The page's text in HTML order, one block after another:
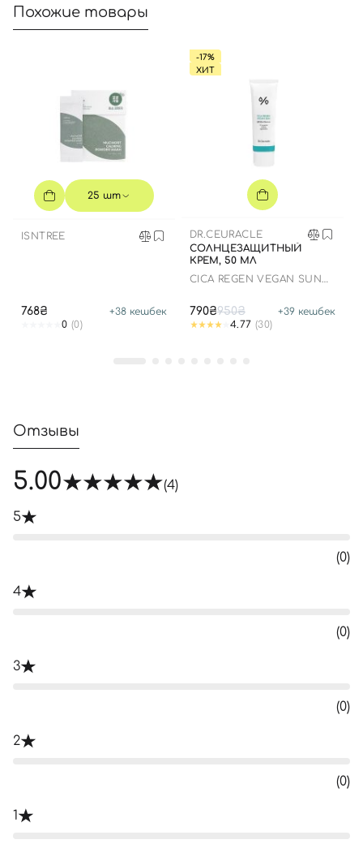
Похожие товары
25 шт
ISNTREE
768₴ +38 кешбек
0 (0)
-17%
ХИТ
DR.CEURACLE
СОЛНЦЕЗАЩИТНЫЙ
КРЕМ, 50 МЛ
СICA REGEN VEGAN SUN
790₴950₴ +39 кешбек
4.77 (30)
Отзывы
5.00 (4)
5
(0)
4
(0)
3
(0)
2
(0)
1
Номер телефона
Отправляя форму для авторизации/регистрации, вы
принимаете условия
Пользовательские соглашения
Войти с помощью e-mail